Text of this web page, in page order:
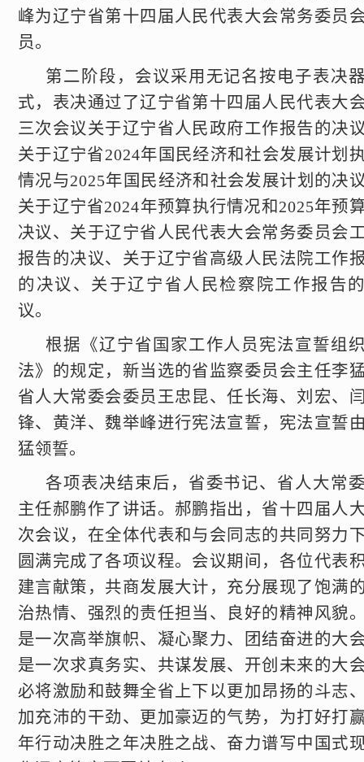
峰为辽宁省第十四届人民代表大会常务委员
员。
第二阶段，会议采用无记名按电子表决
式，表决通过了辽宁省第十四届人民代表大
三次会议关于辽宁省人民政府工作报告的决
关于辽宁省2024年国民经济和社会发展计划
情况与2025年国民经济和社会发展计划的决
关于辽宁省2024年预算执行情况和2025年预
决议、关于辽宁省人民代表大会常务委员会
报告的决议、关于辽宁省高级人民法院工作
的决议、关于辽宁省人民检察院工作报告
议。
根据《辽宁省国家工作人员宪法宣誓组
法》的规定，新当选的省监察委员会主任李
省人大常委会委员王忠昆、任长海、刘宏、
锋、黄洋、魏举峰进行宪法宣誓，宪法宣誓
猛领誓。
各项表决结束后，省委书记、省人大常
主任郝鹏作了讲话。郝鹏指出，省十四届人
次会议，在全体代表和与会同志的共同努力
圆满完成了各项议程。会议期间，各位代表
建言献策，共商发展大计，充分展现了饱满
治热情、强烈的责任担当、良好的精神风貌
是一次高举旗帜、凝心聚力、团结奋进的大
是一次求真务实、共谋发展、开创未来的大
必将激励和鼓舞全省上下以更加昂扬的斗志
加充沛的干劲、更加豪迈的气势，为打好打
年行动决胜之年决胜之战、奋力谱写中国式